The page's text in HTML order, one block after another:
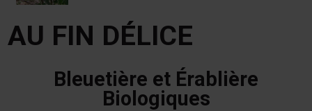
AU FIN DÉLICE
Bleuetière et Érablière
Biologiques